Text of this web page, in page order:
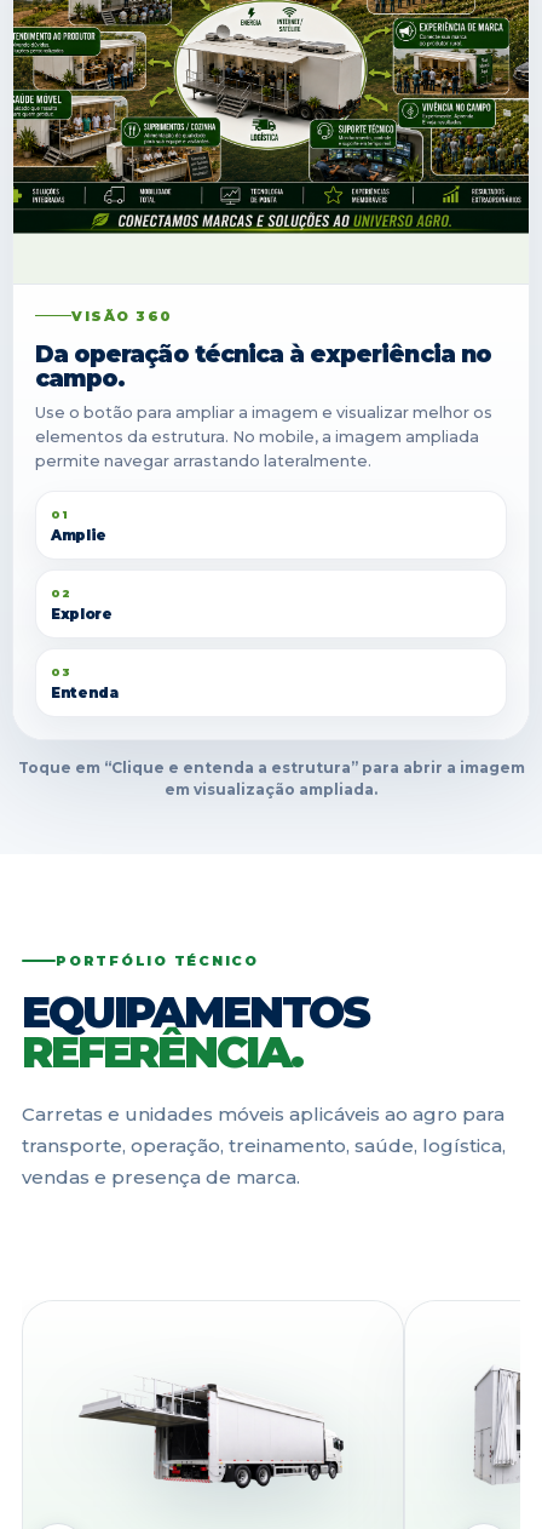
VISÃO 360
Da operação técnica à experiência no
campo.
Use o botão para ampliar a imagem e visualizar melhor os
elementos da estrutura. No mobile, a imagem ampliada
permite navegar arrastando lateralmente.
01
Amplie
02
Explore
03
Entenda
Toque em “Clique e entenda a estrutura” para abrir a imagem
em visualização ampliada.
PORTFÓLIO TÉCNICO
EQUIPAMENTOS
REFERÊNCIA.
Carretas e unidades móveis aplicáveis ao agro para
transporte, operação, treinamento, saúde, logística,
vendas e presença de marca.